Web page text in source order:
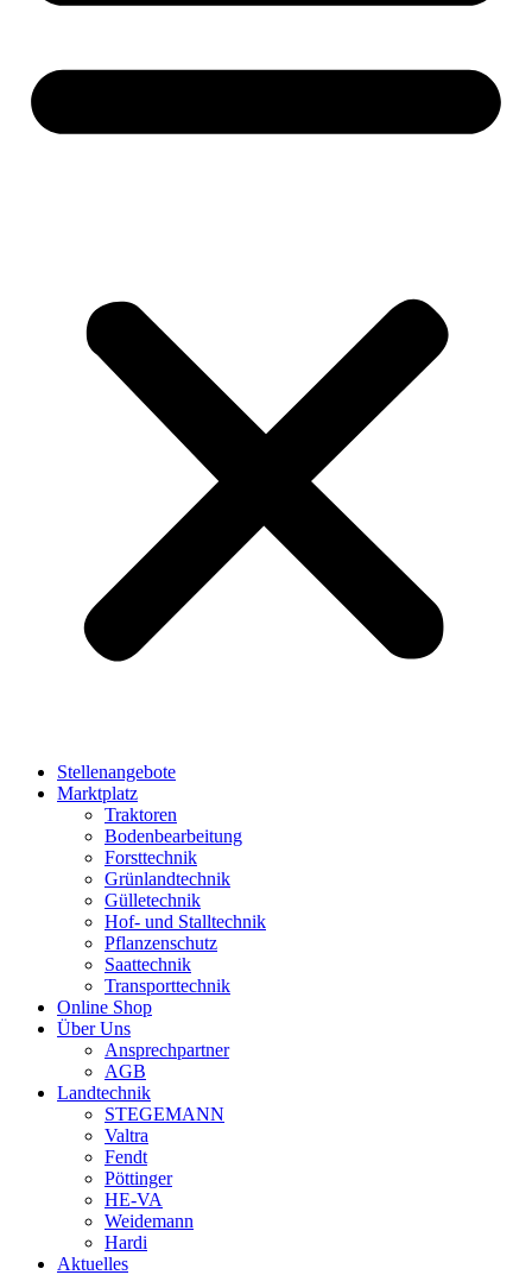
Stellenangebote
Marktplatz
Traktoren
Bodenbearbeitung
Forsttechnik
Grünlandtechnik
Gülletechnik
Hof- und Stalltechnik
Pflanzenschutz
Saattechnik
Transporttechnik
Online Shop
Über Uns
Ansprechpartner
AGB
Landtechnik
STEGEMANN
Valtra
Fendt
Pöttinger
HE-VA
Weidemann
Hardi
Aktuelles